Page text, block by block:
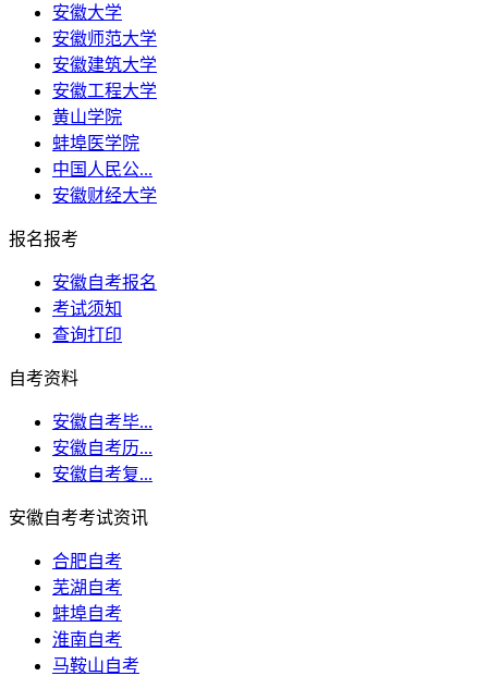
安徽大学
安徽师范大学
安徽建筑大学
安徽工程大学
黄山学院
蚌埠医学院
中国人民公...
安徽财经大学
报名报考
安徽自考报名
考试须知
查询打印
自考资料
安徽自考毕...
安徽自考历...
安徽自考复...
安徽自考考试资讯
合肥自考
芜湖自考
蚌埠自考
淮南自考
马鞍山自考